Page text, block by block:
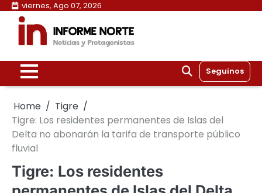
Skip
content
viernes, Ago 07, 2026
Seguinos
Home
Tigre
Tigre: Los residentes permanentes de Islas del
Delta no abonarán la tarifa de transporte público
fluvial
Tigre: Los residentes